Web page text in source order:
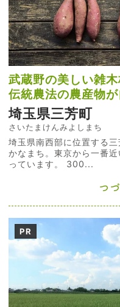
武蔵野の美しい雑
伝統農法の農産物
埼玉県三芳町
さいたまけんみよしまち
埼玉県南西部に位置する
かなまち。東京から一番
っています。 300...
つ
PR